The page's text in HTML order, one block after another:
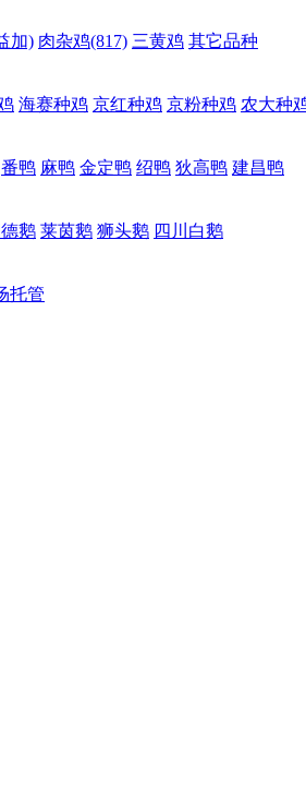
加) 肉杂鸡(817) 三黄鸡 其它品种
海赛种鸡 京红种鸡 京粉种鸡 农大种
番鸭 麻鸭 金定鸭 绍鸭 狄高鸭 建昌鸭
鹅 莱茵鹅 狮头鹅 四川白鹅
托管